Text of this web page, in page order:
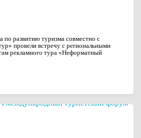
по развитию туризма совместно с
провели встречу с региональными
рекламного тура «Неформатный